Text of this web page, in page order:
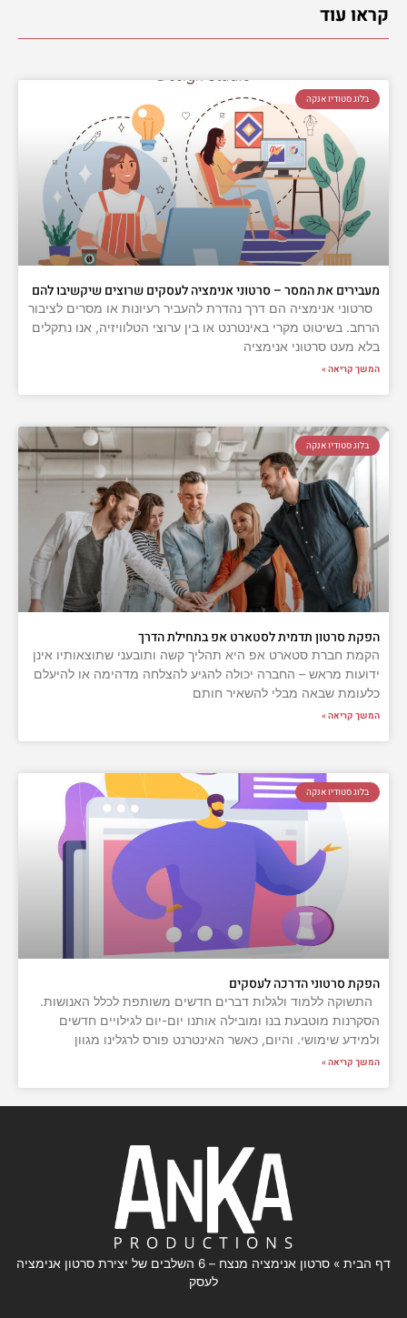
קראו עוד
בלוג סטודיו אנקה
מעבירים את המסר – סרטוני אנימציה לעסקים שרוצים שיקשיבו להם
סרטוני אנימציה הם דרך נהדרת להעביר רעיונות או מסרים לציבור
הרחב. בשיטוט מקרי באינטרנט או בין ערוצי הטלוויזיה, אנו נתקלים
בלא מעט סרטוני אנימציה
המשך קריאה »
בלוג סטודיו אנקה
הפקת סרטון תדמית לסטארט אפ בתחילת הדרך
הקמת חברת סטארט אפ היא תהליך קשה ותובעני שתוצאותיו אינן
ידועות מראש – החברה יכולה להגיע להצלחה מדהימה או להיעלם
כלעומת שבאה מבלי להשאיר חותם
המשך קריאה »
בלוג סטודיו אנקה
הפקת סרטוני הדרכה לעסקים
התשוקה ללמוד ולגלות דברים חדשים משותפת לכלל האנושות.
הסקרנות מוטבעת בנו ומובילה אותנו יום-יום לגילויים חדשים
ולמידע שימושי. והיום, כאשר האינטרנט פורס לרגלינו מגוון
המשך קריאה »
דף הבית »
סרטון אנימציה מנצח – 6 השלבים של יצירת סרטון אנימציה
לעסק